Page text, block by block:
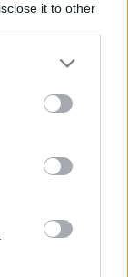
it to other